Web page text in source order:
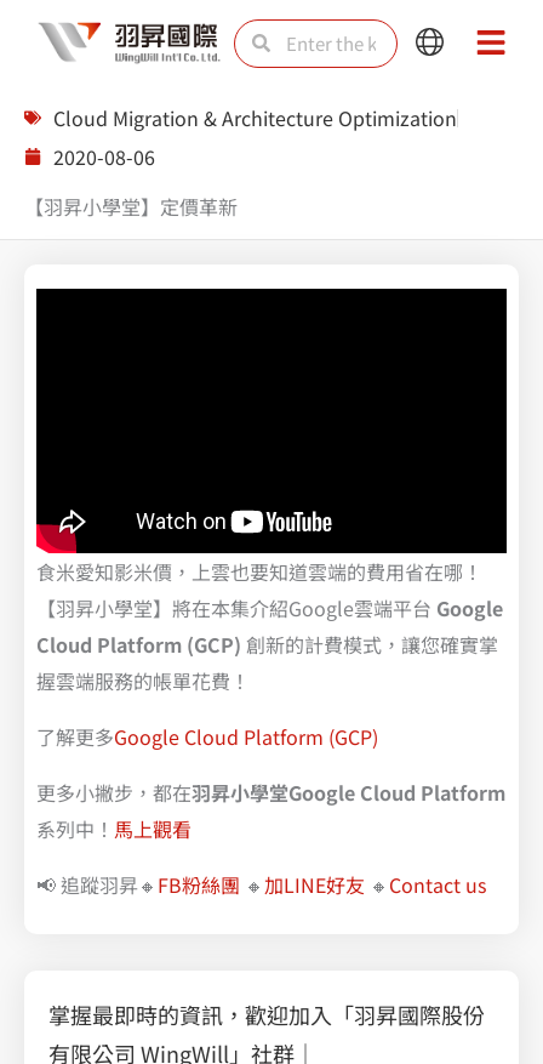
SearchSearch
Main
Main
Cloud Migration & Architecture Optimization
2020-08-06
【羽昇小學堂】定價革新
食米愛知影米價，上雲也要知道雲端的費用省在哪！
【羽昇小學堂】將在本集介紹Google雲端平台 Google
Cloud Platform (GCP) 創新的計費模式，讓您確實掌
握雲端服務的帳單花費！
了解更多Google Cloud Platform (GCP)
更多小撇步，都在羽昇小學堂Google Cloud Platform
系列中！ 馬上觀看
📢 追蹤羽昇🔸 FB粉絲團 🔸加LINE好友 🔸 Contact us
掌握最即時的資訊，歡迎加入「羽昇國際股份
有限公司 WingWill」社群｜